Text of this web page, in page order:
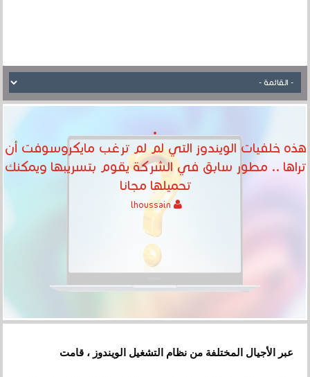
هذه خلفيات الويندوز التي لم لم ترغب مايكروسوفت أن
تراها .. مطور سابق في الشركة يقوم بتسريبها ويمكنك
تحميلها مجانا
عبر الأجيال المختلفة من نظام التشغيل الويندوز ، قامت